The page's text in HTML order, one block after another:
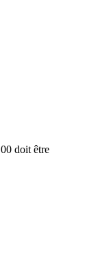
doit être